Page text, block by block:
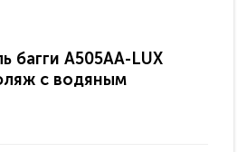
багги A505AA-LUX
с водяным